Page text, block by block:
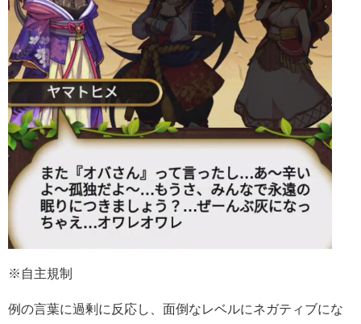
※自主規制
例の言葉に過剰に反応し、面倒なレベルにネガティブにな